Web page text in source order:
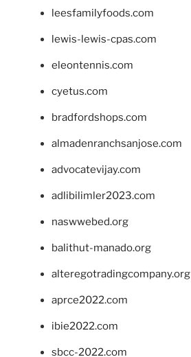
leesfamilyfoods.com
lewis-lewis-cpas.com
eleontennis.com
cyetus.com
bradfordshops.com
almadenranchsanjose.com
advocatevijay.com
adlibilimler2023.com
naswwebed.org
balithut-manado.org
alteregotradingcompany.org
aprce2022.com
ibie2022.com
sbcc-2022.com